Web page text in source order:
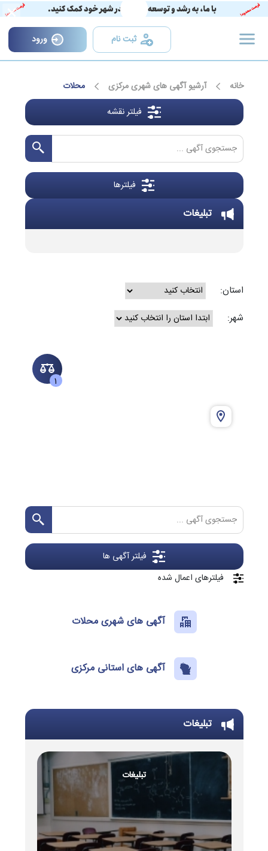
×
ثبت نام ورود
خانه آرشیو آگهی های شهری مرکزی
محلات
فیلتر نقشه
فیلترها
تبلیغات
استان:
شهر:
1
فیلتر آگهی ها
فیلترهای اعمال شده
آگهی های شهری محلات
آگهی های استانی مرکزی
تبلیغات
تبلیغات